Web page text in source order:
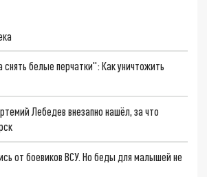
снять белые перчатки": Как уничтожить
Лебедев внезапно нашёл, за что
от боевиков ВСУ. Но беды для малышей не